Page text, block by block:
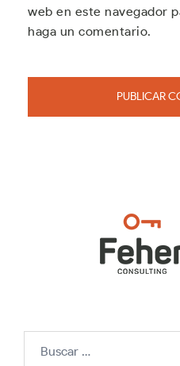
web en este navegador
haga un comentario.